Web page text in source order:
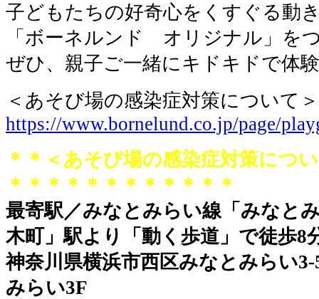
子どもたちの好奇心をくすぐる動
「ボーネルンド オリジナル」を
ぜひ、親子ご一緒にキドキドで体
＜あそび場の感染症対策について＞
https://www.bornelund.co.jp/page/
＊＊＜あそび場の感染症対策につ
＊＊＊＊＊＊＊＊＊＊＊＊
最寄駅／みなとみらい線「みなと
木町」駅より「動く歩道」で徒歩8
神奈川県横浜市西区みなとみらい
みらい3F